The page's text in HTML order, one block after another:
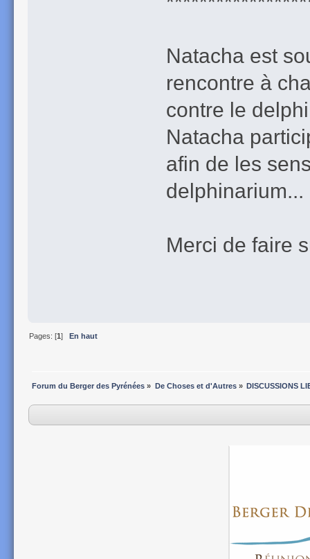
Natacha est
rencontre à
contre le
Natacha
afin de les
delphinarium...
Merci de faire
Pages: [1]En haut
Forum du Berger des Pyrénées » De Choses et d'Autres» DISCUSSIONS